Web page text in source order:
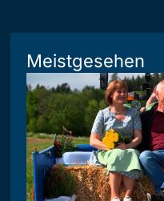
Meistgesehen